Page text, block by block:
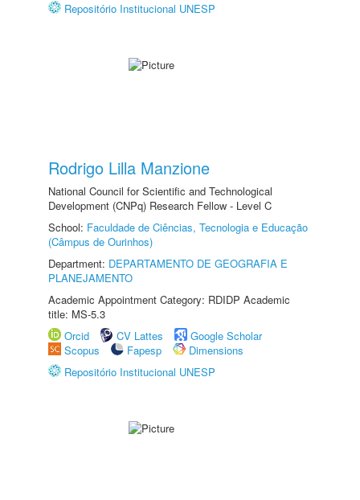
Repositório Institucional UNESP
Rodrigo Lilla Manzione
National Council for Scientific and Technological
Development (CNPq) Research Fellow - Level C
School: Faculdade de Ciências, Tecnologia e Educação
(Câmpus de Ourinhos)
Department: DEPARTAMENTO DE GEOGRAFIA E
PLANEJAMENTO
Academic Appointment Category: RDIDP Academic
title: MS-5.3
Orcid
CV Lattes
Google Scholar
Scopus
Fapesp
Dimensions
Repositório Institucional UNESP